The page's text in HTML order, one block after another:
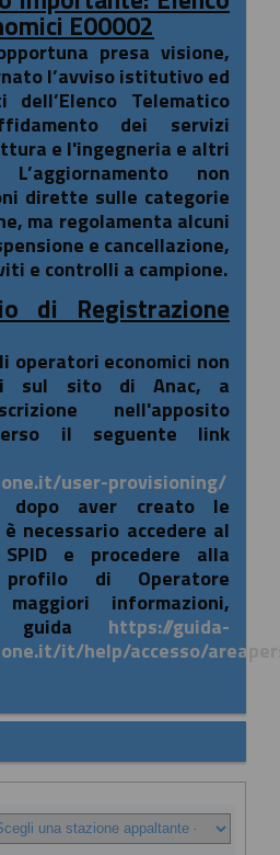
E00002
presa visione,
l’avviso istitutivo ed
Telematico
dei servizi
e l'ingegneria e altri
non
dirette sulle categorie
ma regolamenta alcuni
e cancellazione,
e controlli a campione.
di Registrazione
economici non
sul sito di Anac, a
nell'apposito
il seguente link
user-provisioning/
dopo aver creato le
necessario accedere al
e procedere alla
di Operatore
informazioni,
guida https://guida-
it/help/accesso/